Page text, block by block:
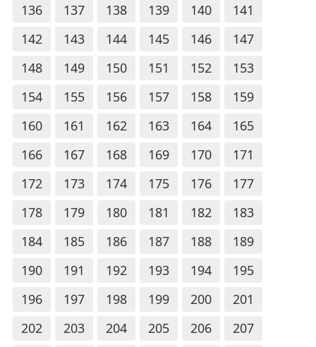
136
137 138 139 140
141
142
143 144 145 146
147
148
149 150 151 152
153
154
155 156 157 158
159
160
161 162 163 164
165
166
167 168 169 170
171
172
173 174 175 176
177
178
179 180 181 182
183
184
185 186 187 188
189
190
191 192 193 194
195
196
197 198 199 200
201
202
203 204 205 206
207